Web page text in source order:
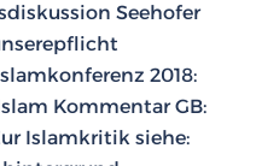
Seehofer
2018:
Kommentar GB:
Islamkritik siehe: